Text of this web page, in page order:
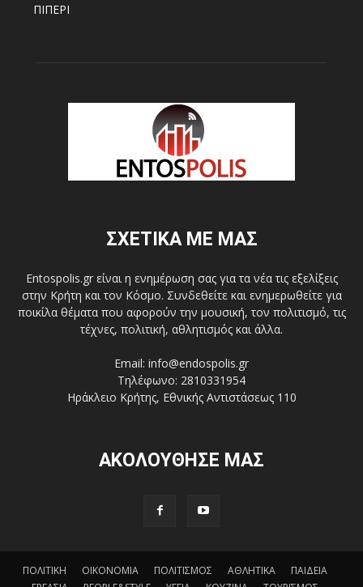
ΠΙΠΕΡΙ
ΣΧΕΤΙΚΑ ΜΕ ΜΑΣ
Entospolis.gr είναι η ενημέρωση σας για τα νέα τις εξελίξεις
στην Κρήτη και τον Κόσμο. Συνδεθείτε και ενημερωθείτε για
ποικίλα θέματα που αφορούν την μουσική, τον πολιτισμό, τις
τέχνες, πολιτική, αθλητισμός και άλλα.
Email: info@endospolis.gr
Τηλέφωνο: 2810331954
Ηράκλειο Κρήτης, Εθνικής Αντιστάσεως 110
ΑΚΟΛΟΥΘΗΣΕ ΜΑΣ
ΠΟΛΙΤΙΚΗ ΟΙΚΟΝΟΜΙΑ ΠΟΛΙΤΙΣΜΟΣ ΑΘΛΗΤΙΚΑ
ΠΑΙΔΕΙΑ